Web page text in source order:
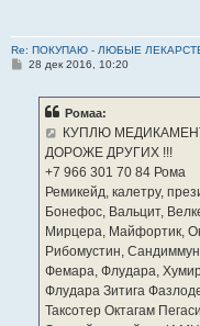
Re: ПОКУПАЮ - ЛЮБЫЕ
С28 дек 2016, 10:20
Ромаа:
КУПЛЮ
ДОРОЖЕ ДРУГИХ !!!
‪+7 966 301 70 84‬ Рома
Ремикейд, калетру,
Бонефос, Вальцит,
Мирцера, Майфортик,
Рибомустин,
Фемара, Флудара,
Флудара Зитига
Таксотер Октагам